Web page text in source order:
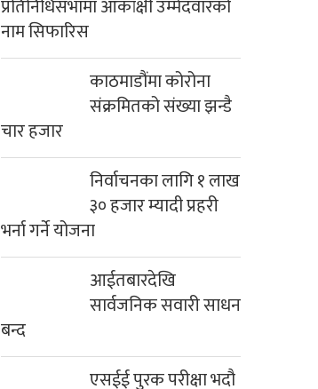
प्रतिनिधिसभामा आकांक्षी उम्मेदवारको
नाम सिफारिस
काठमाडौंमा कोरोना
संक्रमितको संख्या झन्डै
चार हजार
निर्वाचनका लागि १ लाख
३० हजार म्यादी प्रहरी
भर्ना गर्ने योजना
आईतबारदेखि
सार्वजनिक सवारी साधन
बन्द
एसईई पुरक परीक्षा भदौ